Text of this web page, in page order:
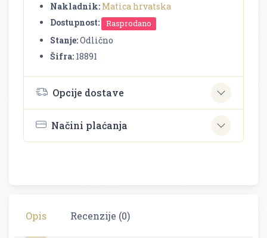
Nakladnik: Matica hrvatska
Dostupnost:
Rasprodano
Stanje:Odlično
Šifra: 18891
Opcije dostave
Načini plaćanja
Opis Recenzije (0)